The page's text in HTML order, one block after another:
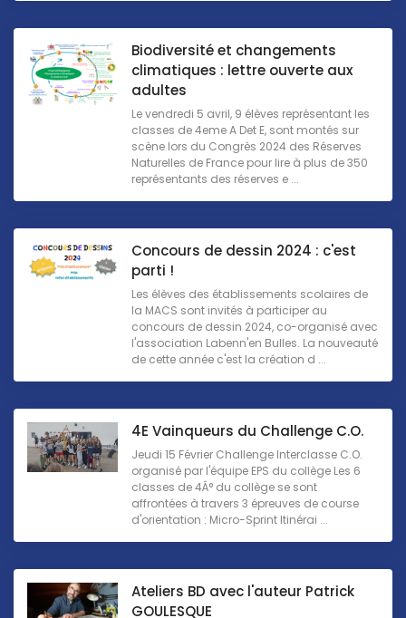
Biodiversité et changements
climatiques : lettre ouverte aux
adultes
Le vendredi 5 avril, 9 élèves représentant les
classes de 4eme A Det E, sont montés sur
scène lors du Congrès 2024 des Réserves
Naturelles de France pour lire à plus de 350
représentants des réserves e ...
Concours de dessin 2024 : c'est
parti !
Les élèves des établissements scolaires de
la MACS sont invités à participer au
concours de dessin 2024, co-organisé avec
l'association Labenn'en Bulles. La nouveauté
de cette année c'est la création d ...
4E Vainqueurs du Challenge C.O.
Jeudi 15 Février Challenge Interclasse C.O.
organisé par l'équipe EPS du collège Les 6
classes de 4Â° du collège se sont
affrontées à travers 3 épreuves de course
d'orientation : Micro-Sprint Itinérai ...
Ateliers BD avec l'auteur Patrick
GOULESQUE